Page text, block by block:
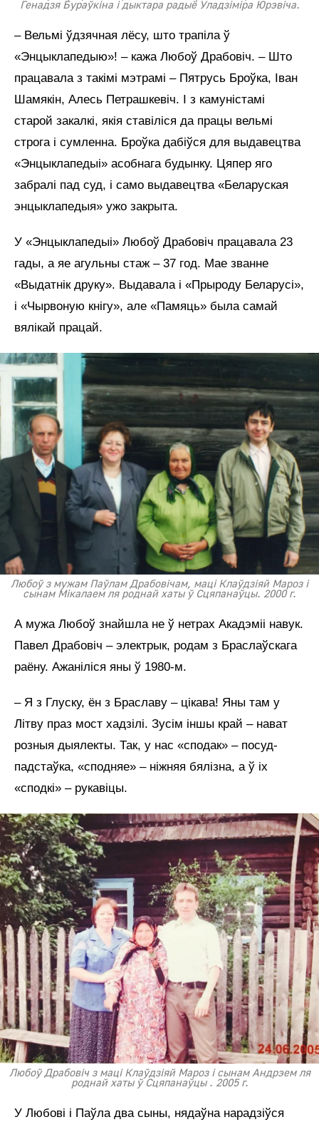
Генадзя Бураўкіна і дыктара радыё Уладзіміра Юрэвіча.
– Вельмі ўдзячная лёсу, што трапіла ў
«Энцыклапедыю»! – кажа Любоў Драбовіч. – Што
працавала з такімі мэтрамі – Пятрусь Броўка, Іван
Шамякін, Алесь Петрашкевіч. І з камуністамі
старой закалкі, якія ставіліся да працы вельмі
строга і сумленна. Броўка дабіўся для выдавецтва
«Энцыклапедыі» асобнага будынку. Цяпер яго
забралі пад суд, і само выдавецтва «Беларуская
энцыклапедыя» ужо закрыта.
У «Энцыклапедыі» Любоў Драбовіч працавала 23
гады, а яе агульны стаж – 37 год. Мае званне
«Выдатнік друку». Выдавала і «Прыроду Беларусі»,
і «Чырвоную кнігу», але «Памяць» была самай
вялікай працай.
Любоў з мужам Паўлам Драбовічам, маці Клаўдзіяй Мароз і
сынам Мікалаем ля роднай хаты ў Сцяпанаўцы. 2000 г.
А мужа Любоў знайшла не ў нетрах Акадэміі навук.
Павел Драбовіч – электрык, родам з Браслаўскага
раёну. Ажаніліся яны ў 1980-м.
– Я з Глуску, ён з Браславу – цікава! Яны там у
Літву праз мост хадзілі. Зусім іншы край – нават
розныя дыялекты. Так, у нас «сподак» – посуд-
падстаўка, «сподняе» – ніжняя бялізна, а ў іх
«сподкі» – рукавіцы.
Любоў Драбовіч з маці Клаўдзіяй Мароз і сынам Андрэем ля
роднай хаты ў Сцяпанаўцы . 2005 г.
У Любові і Паўла два сыны, нядаўна нарадзіўся